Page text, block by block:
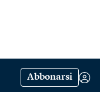
Abbonarsi